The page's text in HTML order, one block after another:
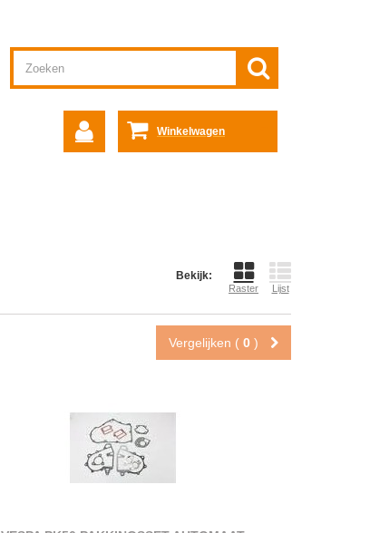
Winkelwagen
Bekijk:
Raster Lijst
Vergelijken ( 0 )